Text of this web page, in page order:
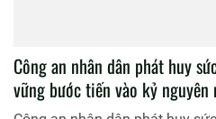
Công an nhân dân phát huy
vững bước tiến vào kỷ nguyên